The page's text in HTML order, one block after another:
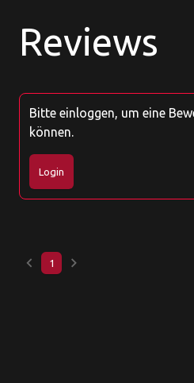
Reviews
Bitte einloggen, um eine
können.
Login
keyboard_arrow_left 1 keyboard_arrow_right